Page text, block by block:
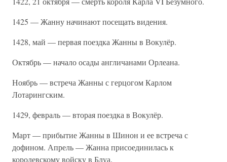
1425 — Жанну начинают посещать видения.
1428, май — первая поездка Жанны в Вокулёр.
Октябрь — начало осады англичанами Орлеана.
Ноябрь — встреча Жанны с герцогом Карлом
Лотарингским.
1429, февраль — вторая поездка в Вокулёр.
Март — прибытие Жанны в Шинон и ее встреча с
дофином. Апрель — Жанна присоединилась к
королевскому войску в Блуа.